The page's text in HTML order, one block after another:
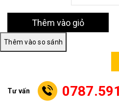
Thêm vào giỏ
Tư vấn